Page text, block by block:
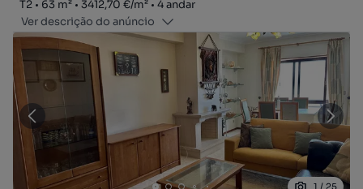
Tipologia
T2
Zona63 m²
Preço por metro quadrado
3412,70 €/m²
Andar
4 andar
Ver descrição do anúncio
1 / 25